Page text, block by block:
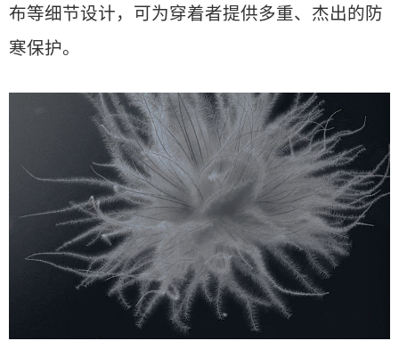
布等细节设计，可为穿着者提供多重、杰出的防
寒保护。